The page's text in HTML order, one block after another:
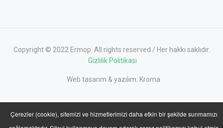
Copyright © 2022 Ermop. All rights reserved / Her hakkı saklıdır.
Gizlilik Politikası
Web tasarım & yazılım: Kroma
Çerezler (cookie), sitemizi ve hizmetlerimizi daha etkin bir şekilde sunmamızı